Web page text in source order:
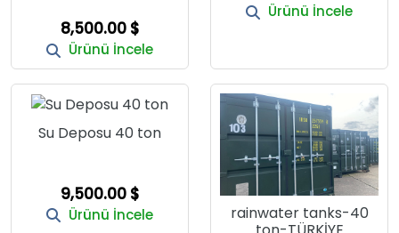
8,500.00 $
Ürünü İncele
Ürünü İncele
Su Deposu 40 ton
9,500.00 $
Ürünü İncele
rainwater tanks-40